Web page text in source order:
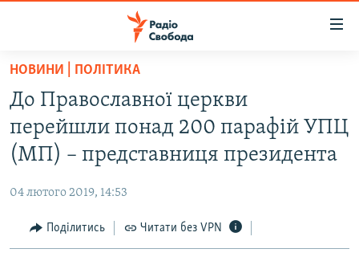
Перейти
основного
матеріалу
Перейти
до
основної
Перейти
до
ВСЕ ЗА ДОБУ
СТАТТІ
СУСПІЛЬСТВО
РОСІЙСЬКА «ФІЛЬТРАЦІЯ»
ДОНБАС.РЕАЛІЇ
НОВИНИ | ПОЛІТИКА
До Православної церкви
перейшли понад 200 парафій УПЦ
(МП) – представниця президента
04 лютого 2019, 14:53
Поділитись Читати без VPN